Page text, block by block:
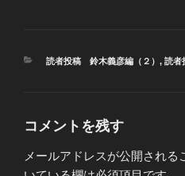
カ
読者投稿 鈴木義彦編（２） , 読者
コメントを残す
メールアドレスが公開される